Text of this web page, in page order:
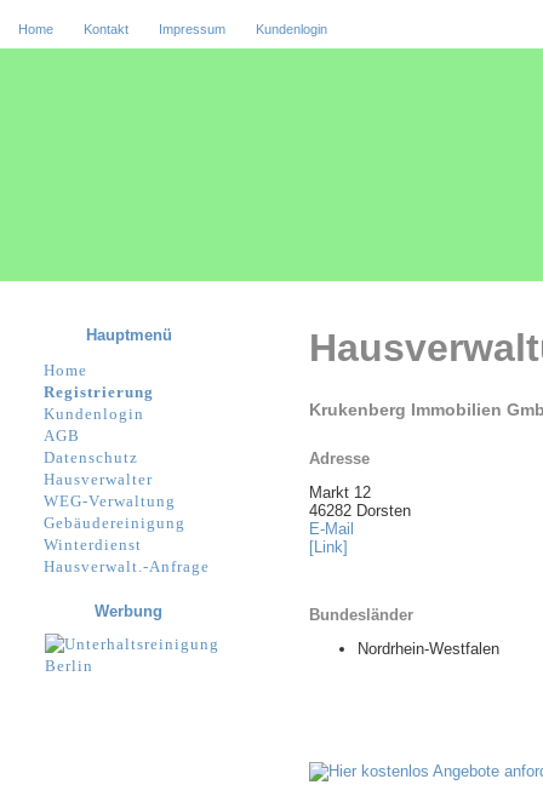
Home Kontakt Impressum Kundenlogin
Krukenberg Immobilien
Adresse
Markt 12
46282 Dorsten
E-Mail
[Link]
Bundesländer
Nordrhein-Westfalen
Hauptmenü
Home
Registrierung
Kundenlogin
AGB
Datenschutz
Hausverwalter
WEG-Verwaltung
Gebäudereinigung
Winterdienst
Hausverwalt.-Anfrage
Werbung